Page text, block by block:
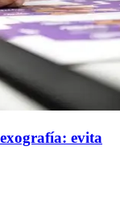
evita